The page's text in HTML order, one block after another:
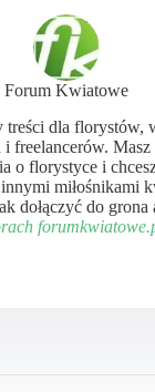
Forum Kwiatowe
treści dla florystów,
freelancerów. Masz
o florystyce i
miłośnikami
dołączyć do grona